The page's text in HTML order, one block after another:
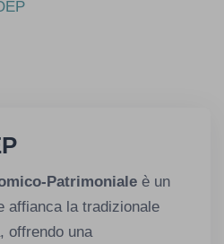
Patrimoniale è un
affianca la tradizionale
offrendo una